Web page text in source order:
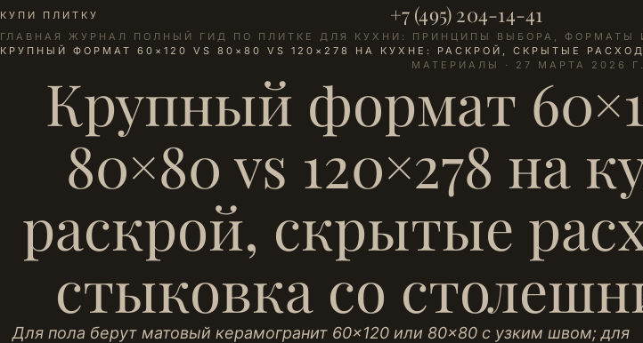
КУПИ ПЛИТКУ +7 (495) 204-14-41
ГЛАВНАЯ · ЖУРНАЛ · ПОЛНЫЙ ГИД ПО ПЛИТКЕ ДЛЯ КУХНИ: ПРИНЦИПЫ ВЫБОРА, ФОРМАТЫ
КРУПНЫЙ ФОРМАТ 60×120 VS 80×80 VS 120×278 НА КУХНЕ: РАСКРОЙ, СКРЫТЫЕ
МАТЕРИАЛЫ · 27 МАРТА 2026
Крупный формат
80×80 vs 120×278 на
раскрой, скрытые
стыковка со
Для пола берут матовый керамогранит 60×120 или 80×80 с узким швом; для